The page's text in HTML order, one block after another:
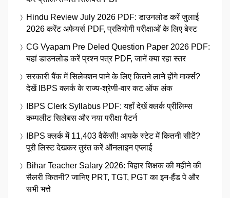
Hindu Review July 2026 PDF: डाउनलोड करें जुलाई
2026 करेंट अफेयर्स PDF, प्रतियोगी परीक्षाओं के लिए बेस्ट
CG Vyapam Pre Deled Question Paper 2026 PDF:
यहां डाउनलोड करें प्रश्न पत्र PDF, जानें क्या रहा स्तर
सरकारी बैंक में सिलेक्शन पाने के लिए कितने लाने होंगे मार्क्स?
देखें IBPS क्लर्क के राज्य-श्रेणी-वार कट ऑफ अंक
IBPS Clerk Syllabus PDF: यहाँ देखें क्लर्क प्रीलिम्स
कम्पलीट सिलेबस और नया परीक्षा पैटर्न
IBPS क्लर्क में 11,403 वैकेंसी! आपके स्टेट में कितनी सीटें?
पूरी लिस्ट देखकर तुरंत करें ऑनलाइन एप्लाई
Bihar Teacher Salary 2026: बिहार शिक्षक की महीने की
सैलरी कितनी? जानिए PRT, TGT, PGT का इन-हैंड पे और
सभी भत्ते